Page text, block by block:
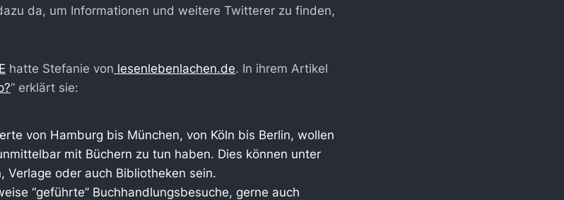
da, um Informationen und weitere Twitterer zu finden,
hatte Stefanie von lesenlebenlachen.de. In ihrem Artikel
” erklärt sie:
von Hamburg bis München, von Köln bis Berlin, wollen
mit Büchern zu tun haben. Dies können unter
Verlage oder auch Bibliotheken sein.
“geführte” Buchhandlungsbesuche, gerne auch